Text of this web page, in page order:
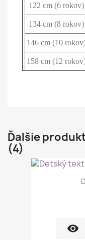
122 cm (6 rokov)
134 cm (8 rokov)
146 cm (10
158 cm (12
Ďalšie
(4)
visibility